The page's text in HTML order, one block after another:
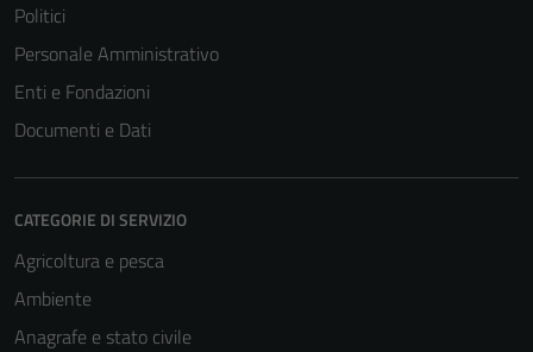
Politici
Personale Amministrativo
Enti e Fondazioni
Documenti e Dati
CATEGORIE DI SERVIZIO
Agricoltura e pesca
Ambiente
Anagrafe e stato civile